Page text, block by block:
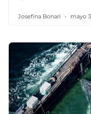
Josefina Bonari mayo